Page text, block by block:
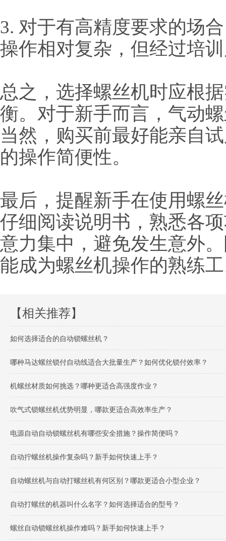
3. 对于有高精度要求的场
操作相对复杂，但经过培
总之，选择螺丝机时应根
衡。对于新手而言，气动
当然，购买前最好能亲自
的操作简便性。
最后，提醒新手在使用螺
仔细阅读说明书，熟悉各
意力集中，避免发生意外
能成为螺丝机操作的熟练
【相关推荐】
如何选择适合的自动锁螺丝机？
哪种马达螺丝锁付自动线适合大批量生产？如何优化锁付效率？
机螺丝材质如何挑选？哪种更适合高强度作业？
吹气式锁螺丝机优势明显，哪款更适合高效率生产？
电源自动自动锁螺丝机有哪些安全措施？操作简便吗？
自动拧螺丝机操作复杂吗？新手如何快速上手？
自动螺丝机与自动打螺丝机有何区别？哪款更适合小型企业？
自动打螺丝的机器叫什么名字？如何选择适合的型号？
螺丝自动锁螺丝机操作难吗？新手如何快速上手？